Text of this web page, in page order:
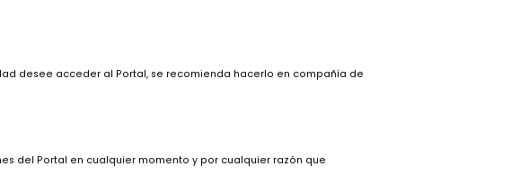
garantiza que no incurrirá en las siguientes conductas, so pena de ser
de la intimidad, de cualquier tipo de derecho de propiedad intelectual o de autor
elemento dañino que pueda afectar, transformar, alterar, inutilizar o